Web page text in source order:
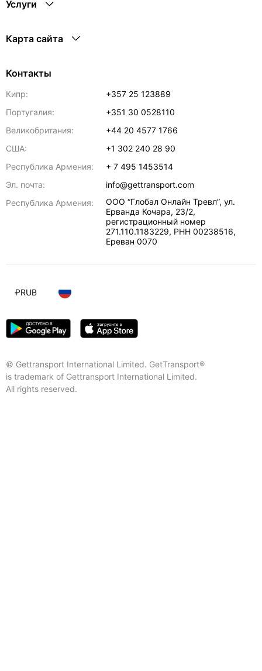
Услуги
Карта сайта
Контакты
Кипр:
+357 25 123889
Португалия:
+351 30 0528110
Великобритания:
+44 20 4577 1766
США:
+1 302 240 28 90
Республика Армения:
+ 7 495 1453514
Эл. почта:
info@gettransport.com
Республика Армения:
ООО “Глобал Онлайн Тревл”, ул.
Ерванда Кочара, 23/2,
регистрационный номер
271.110.1183229, РНН 00238516,
Ереван 0070
© Gettransport International Limited. GetTransport®
is trademark of Gettransport International Limited.
All rights reserved.
₽RUB